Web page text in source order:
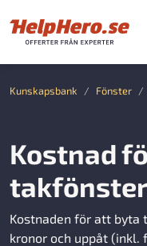
Kunskapsbank Fönster
Kostnad
Kostnaden för att byta
kronor och uppåt (inkl.